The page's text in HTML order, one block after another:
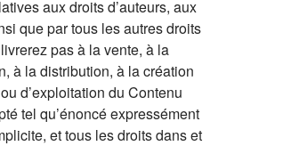
aux droits d’auteurs, aux
que par tous les autres droits
pas à la vente, à la
à la distribution, à la création
d’exploitation du Contenu
tel qu’énoncé expressément
et tous les droits dans et